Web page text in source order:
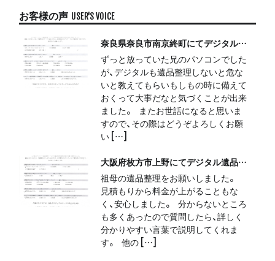
お客様の声 USER'S VOICE
奈良県奈良市南京終町にてデジタル遺品整理をさせて頂きました。
ずっと放っていた兄のパソコンでした
が、デジタルも遺品整理しないと危な
いと教えてもらいもしもの時に備えて
おくって大事だなと気づくことが出来
ました。 またお世話になると思いま
すので、その際はどうぞよろしくお願
い […]
大阪府枚方市上野にてデジタル遺品整理をさせて頂きました。
祖母の遺品整理をお願いしました。
見積もりから料金が上がることもな
く、安心しました。 分からないところ
も多くあったので質問したら、詳しく
分かりやすい言葉で説明してくれま
す。 他の […]